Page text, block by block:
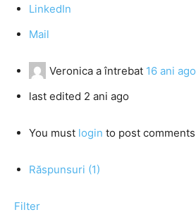
LinkedIn
Mail
Veronica a întrebat 16 ani ago
last edited 2 ani ago
You must login to post comments
Răspunsuri (1)
Filter